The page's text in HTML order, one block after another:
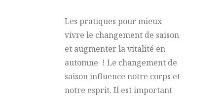
Les pratiques pour mieux
vivre le changement de saison
et augmenter la vitalité en
automne ! Le changement de
saison influence notre corps et
notre esprit. Il est important